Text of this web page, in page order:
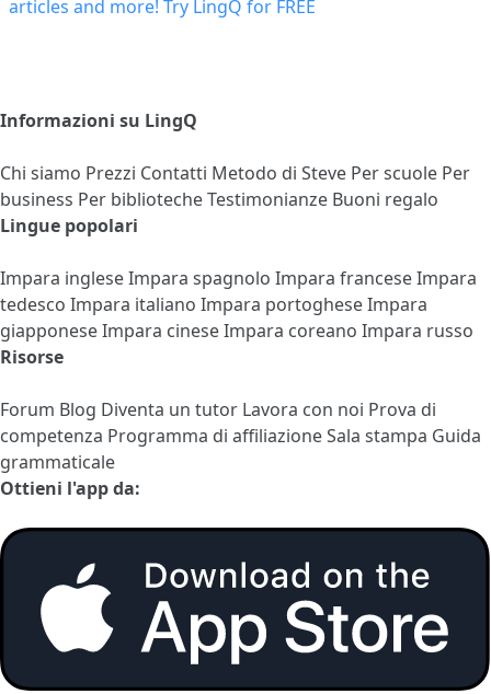
Informazioni su LingQ
Chi siamo Prezzi Contatti Metodo di Steve Per scuole Per
business Per bibliotecheTestimonianze Buoni regalo
Lingue popolari
Impara ingleseImpara spagnolo Impara franceseImpara
tedesco Impara italiano Impara portogheseImpara
giapponeseImpara cineseImpara coreano Impara russo
Risorse
Forum Blog Diventa un tutor Lavora con noi Prova di
competenza Programma di affiliazioneSala stampa Guida
grammaticale
Ottieni l'app da: